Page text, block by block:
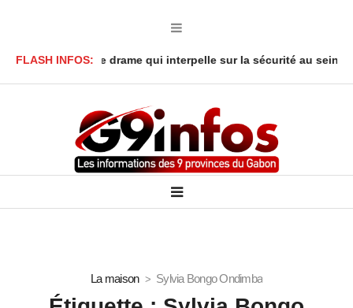
FLASH INFOS:: Le drame qui interpelle sur la sécurité au sein des
La maison Sylvia Bongo Ondimba